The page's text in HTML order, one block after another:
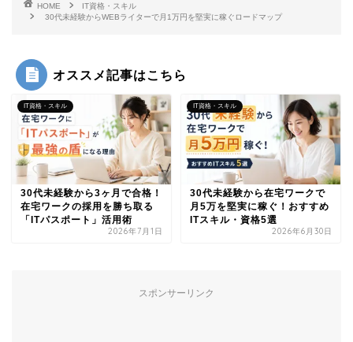
HOME
IT資格・スキル
30代未経験からWEBライターで月1万円を堅実に稼ぐロードマップ
オススメ記事はこちら
IT資格・スキル
30代未経験から3ヶ月で合格！
在宅ワークの採用を勝ち取る
「ITパスポート」活用術
2026年7月1日
IT資格・スキル
30代未経験から在宅ワークで
月5万を堅実に稼ぐ！おすすめ
ITスキル・資格5選
2026年6月30日
スポンサーリンク